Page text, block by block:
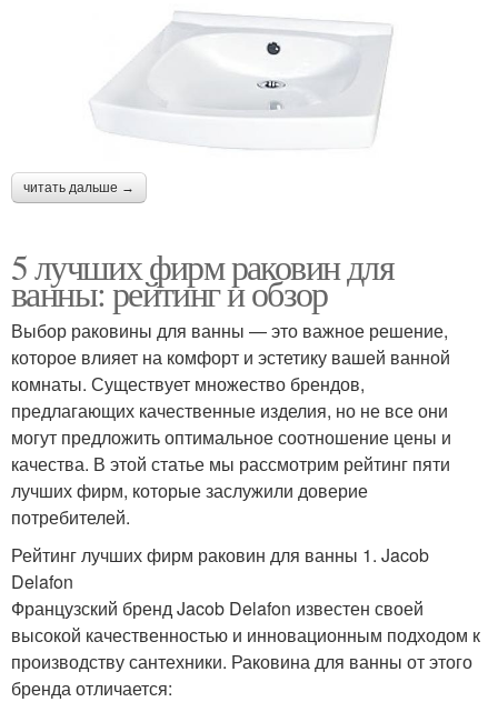
читать дальше →
5 лучших фирм раковин для
ванны: рейтинг и обзор
Выбор раковины для ванны — это важное решение,
которое влияет на комфорт и эстетику вашей ванной
комнаты. Существует множество брендов,
предлагающих качественные изделия, но не все они
могут предложить оптимальное соотношение цены и
качества. В этой статье мы рассмотрим рейтинг пяти
лучших фирм, которые заслужили доверие
потребителей.
Рейтинг лучших фирм раковин для ванны 1. Jacob
Delafon
Французский бренд Jacob Delafon известен своей
высокой качественностью и инновационным подходом к
производству сантехники. Раковина для ванны от этого
бренда отличается: